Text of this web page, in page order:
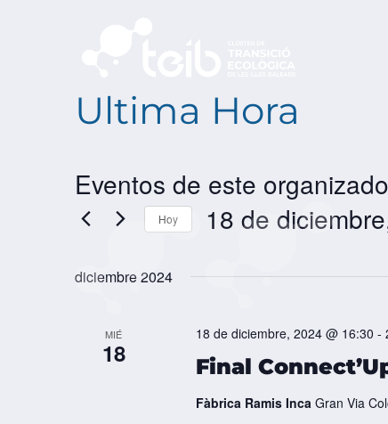
Ultima Hora
Eventos de este
Hoy 18 de
diciembre 2024
MIÉ
18 Final
18 de diciembre, 2024 @ 16:30 -
Fàbrica Ramis Inca Gran Via